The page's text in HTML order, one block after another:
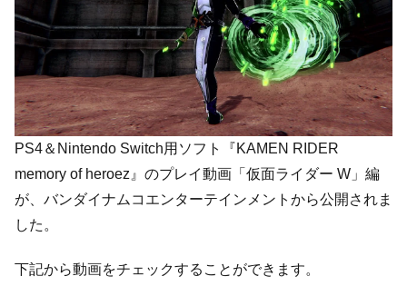
PS4＆Nintendo Switch用ソフト『KAMEN RIDER
memory of heroez』のプレイ動画「仮面ライダー W」編
が、バンダイナムコエンターテインメントから公開されま
した。
下記から動画をチェックすることができます。